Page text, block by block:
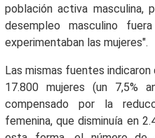
población activa masculina,
desempleo masculino
experimentaban las mujeres".
Las mismas fuentes
17.800 mujeres (un 7,5%
compensado por la
femenina, que disminuía en